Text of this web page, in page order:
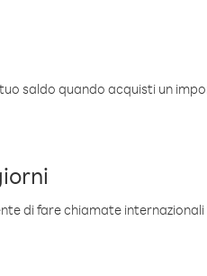
saldo quando acquisti un
di fare chiamate